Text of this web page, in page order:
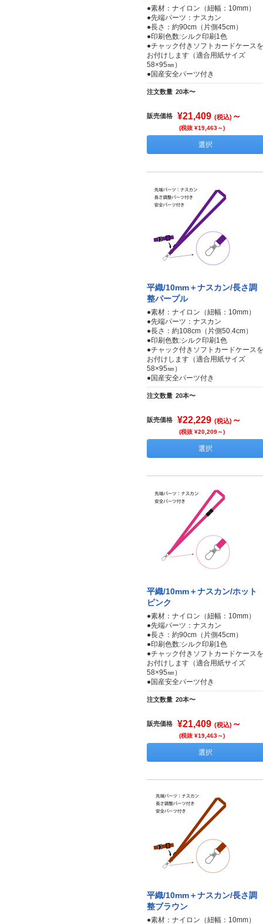
●素材：ナイロン（紐幅：10mm）
●先端パーツ：ナスカン
●長さ：約90cm（片側45cm）
●印刷色数:シルク印刷1色
●チャック付きソフトカードケースを
お付けします（適合用紙サイズ
58×95㎜）
●国産安全パーツ付き
注文数量 20本〜
販売価格 ¥21,409 (税込) ～
(税抜 ¥19,463～)
選択
平織/10mm＋ナスカン/長さ調
整パープル
●素材：ナイロン（紐幅：10mm）
●先端パーツ：ナスカン
●長さ：約108cm（片側50.4cm）
●印刷色数:シルク印刷1色
●チャック付きソフトカードケースを
お付けします（適合用紙サイズ
58×95㎜）
●国産安全パーツ付き
注文数量 20本〜
販売価格 ¥22,229 (税込) ～
(税抜 ¥20,209～)
選択
平織/10mm＋ナスカン/ホット
ピンク
●素材：ナイロン（紐幅：10mm）
●先端パーツ：ナスカン
●長さ：約90cm（片側45cm）
●印刷色数:シルク印刷1色
●チャック付きソフトカードケースを
お付けします（適合用紙サイズ
58×95㎜）
●国産安全パーツ付き
注文数量 20本〜
販売価格 ¥21,409 (税込) ～
(税抜 ¥19,463～)
選択
平織/10mm＋ナスカン/長さ調
整ブラウン
●素材：ナイロン（紐幅：10mm）